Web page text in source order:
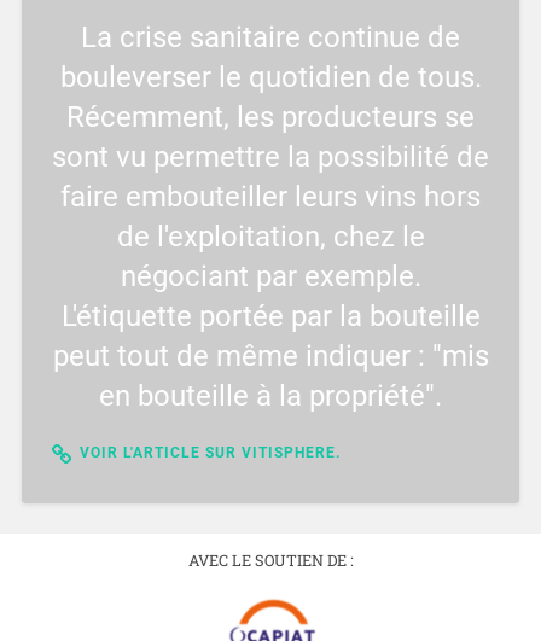
La crise sanitaire continue de
bouleverser le quotidien de tous.
Récemment, les producteurs se
sont vu permettre la possibilité de
faire embouteiller leurs vins hors
de l'exploitation, chez le
négociant par exemple.
L'étiquette portée par la bouteille
peut tout de même indiquer : "mis
en bouteille à la propriété".
VOIR L'ARTICLE SUR VITISPHERE.
AVEC LE SOUTIEN DE :